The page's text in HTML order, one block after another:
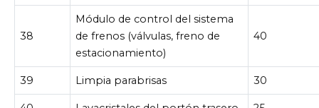
38
Módulo de control del sistema
de frenos (válvulas, freno de
estacionamiento)
40
39 Limpia parabrisas 30